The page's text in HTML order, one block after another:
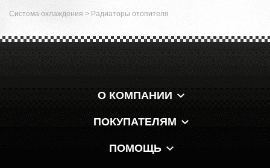
Система охлаждения > Радиаторы отопителя
О КОМПАНИИ
ПОКУПАТЕЛЯМ
ПОМОЩЬ